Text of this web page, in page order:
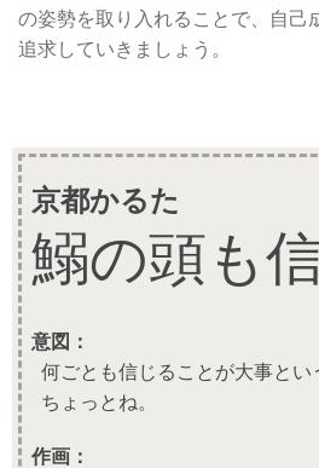
の姿勢を取り入れることで、自己
追求していきましょう。
京都かるた
鰯の頭も
意図：
何ごとも信じることが大事とい
ちょっとね。
作画：